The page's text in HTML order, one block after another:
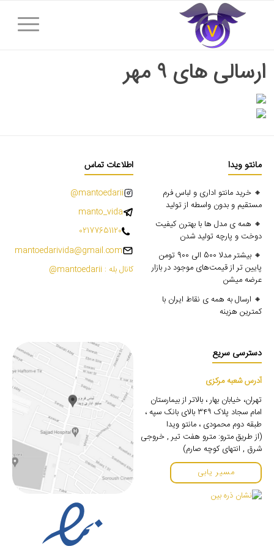
ارسالی های ۹ مهر
مانتو ویدا
🔸 خرید مانتو اداری و لباس فرم
مستقیم و بدون واسطه از تولید
🔸 همه ی مدل ها با بهترن کیفیت
دوخت و پارچه تولید شدن
🔸 بیشتر مدلا 500 الی 900 تومن
پایین تر از قیمت‌های موجود در بازار
عرضه میشن
🔸 ارسال به همه ی نقاط ایران با
کمترین هزینه
اطلاعات تماس
mantoedarii@
manto_vida
02177651120
mantoedarivida@gmail.com
کانال بله : mantoedarii@
دسترسی سریع
آدرس شعبه مرکزی
تهران، خیابان بهار ، بالاتر از بیمارستان
امام سجاد پلاک ۳۴۹ بالای بانک سپه ،
طبقه دوم محمودی ، مانتو ویدا
(از طریق مترو: مترو هفت تیر , خروجی
شرق , انتهای کوچه صارم)
مسیر یابی